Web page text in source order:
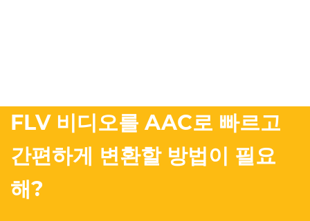
FLV 비디오를 AAC로 빠르고
간편하게 변환할 방법이 필요
해?